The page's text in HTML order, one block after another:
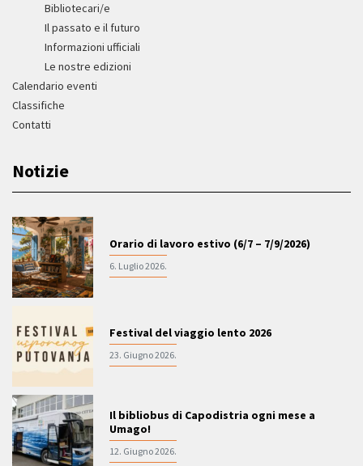
Bibliotecari/e
Il passato e il futuro
Informazioni ufficiali
Le nostre edizioni
Calendario eventi
Classifiche
Contatti
Notizie
Orario di lavoro estivo (6/7 – 7/9/2026)
6. Luglio 2026.
Festival del viaggio lento 2026
23. Giugno 2026.
Il bibliobus di Capodistria ogni mese a
Umago!
12. Giugno 2026.